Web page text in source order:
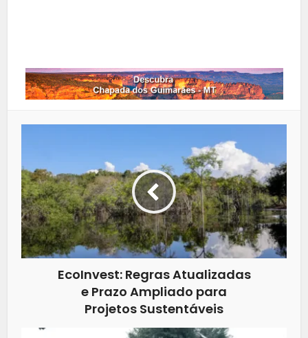
EcoInvest: Regras Atualizadas
e Prazo Ampliado para
Projetos Sustentáveis